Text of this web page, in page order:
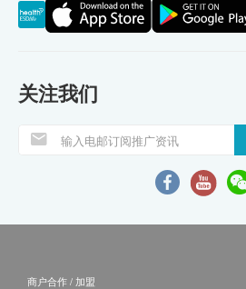
关注我们
商户合作 / 加盟